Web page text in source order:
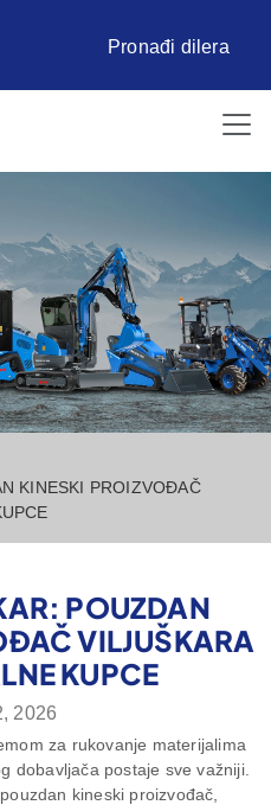
Pronađi dilera
KINESKI PROIZVOĐAČ
POUZDAN
VILJUŠKARA
KUPCE
2026
za rukovanje materijalima
dobavljača postaje sve važniji.
kineski proizvođač,